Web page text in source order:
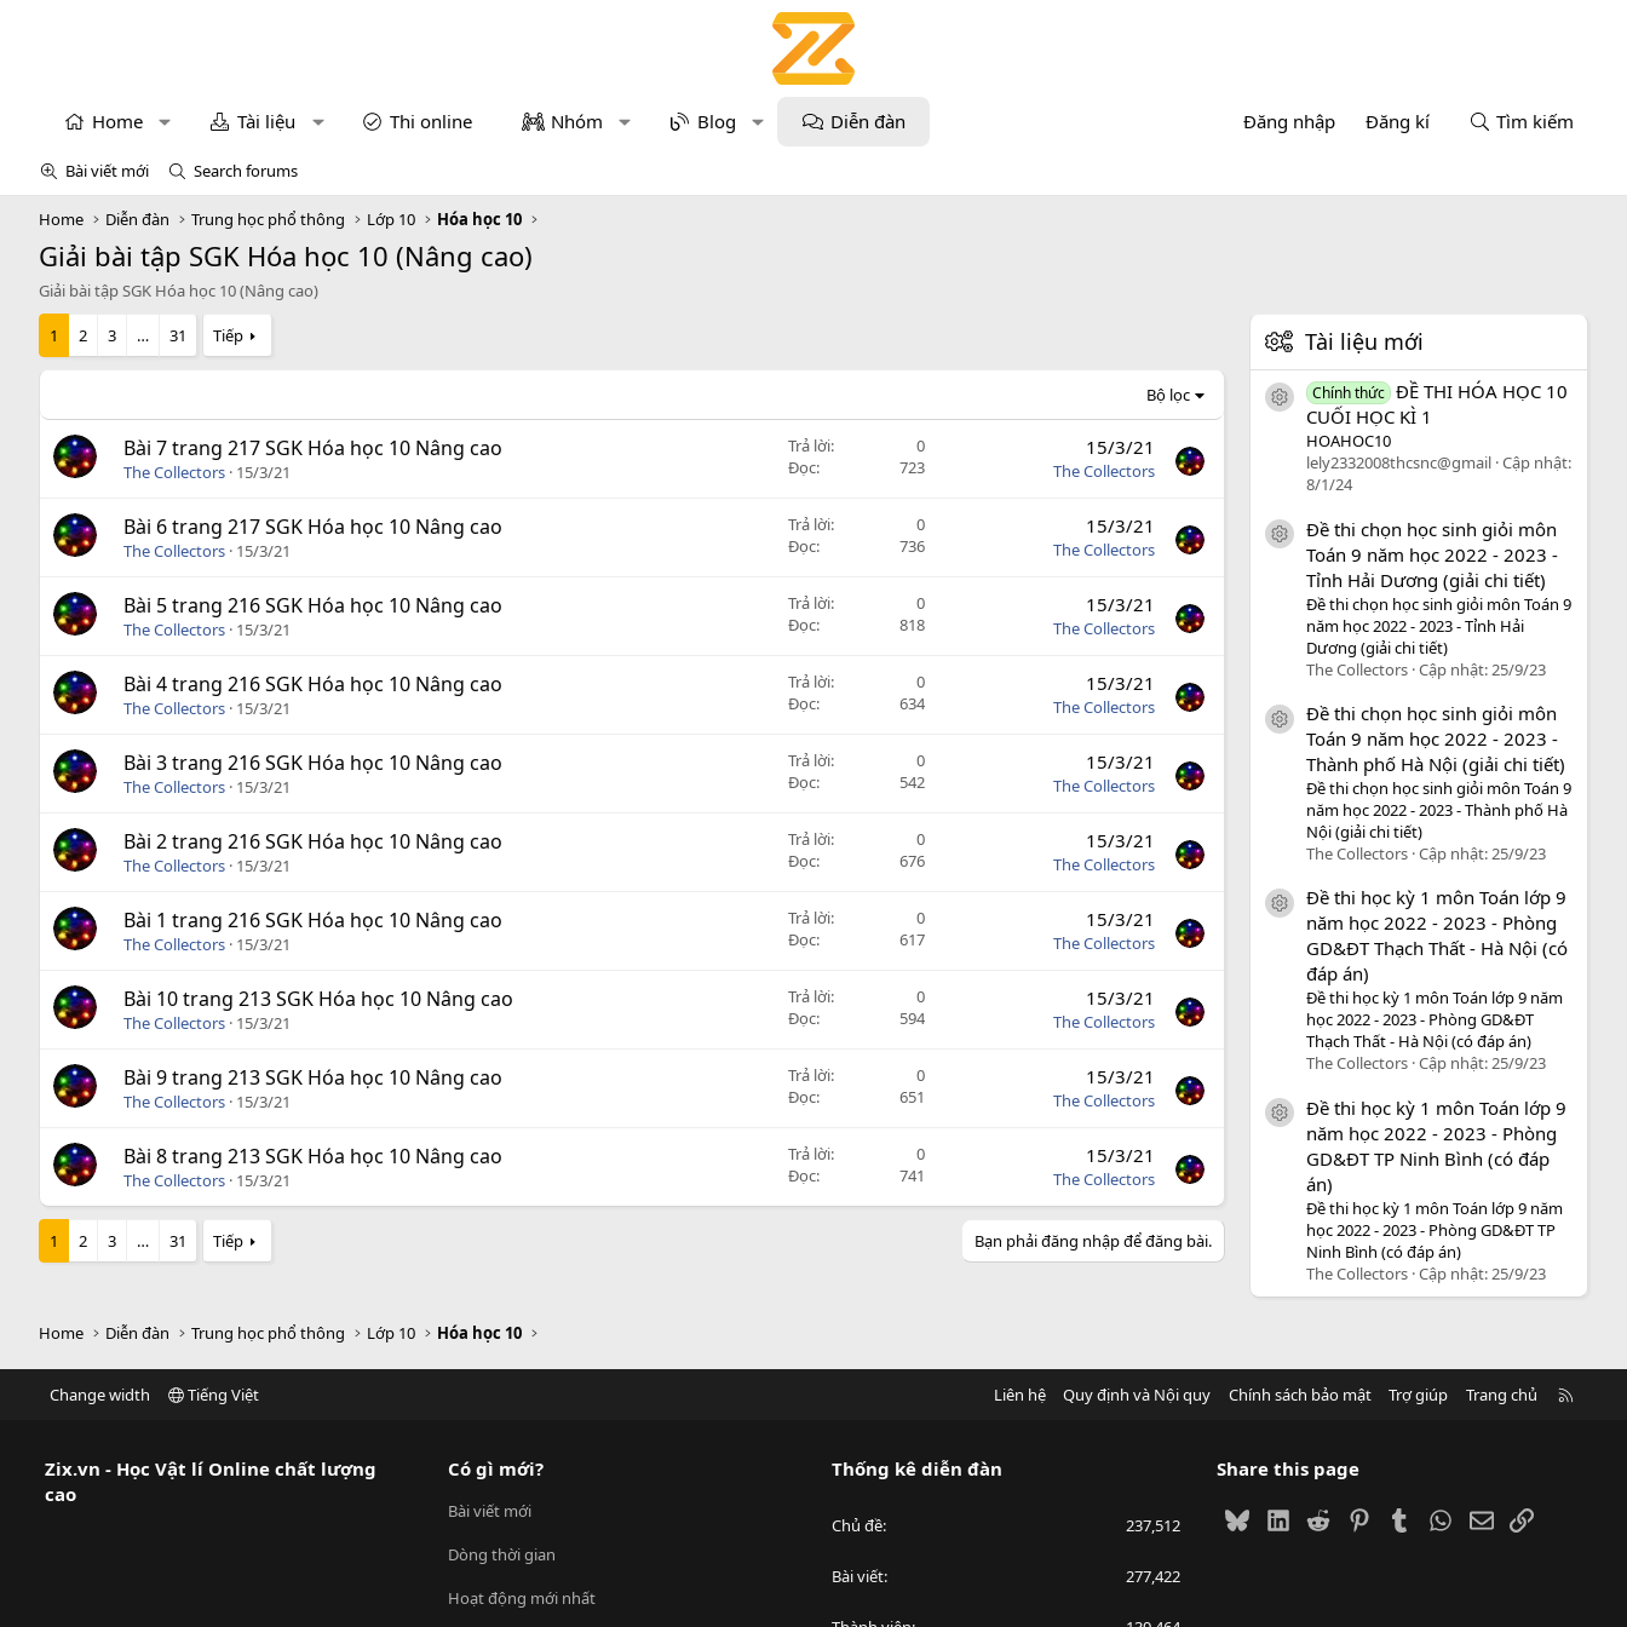
Home Tài liệu Thi online Nhóm Blog Diễn đàn Đăng nhập Đăng kí Tìm kiếm
Bài viết mới Search forums
Home Diễn đàn Trung học phổ thông Lớp 10 Hóa học 10
Giải bài tập SGK Hóa học 10 (Nâng cao)
Giải bài tập SGK Hóa học 10 (Nâng cao)
1 2 3 … 31 Tiếp
Bộ lọc
Bài 7 trang 217 SGK Hóa học 10 Nâng cao
The Collectors 15/3/21
Trả lời
0
Đọc
723
15/3/21
The Collectors
Bài 6 trang 217 SGK Hóa học 10 Nâng cao
The Collectors 15/3/21
Trả lời
0
Đọc
736
15/3/21
The Collectors
Bài 5 trang 216 SGK Hóa học 10 Nâng cao
The Collectors 15/3/21
Trả lời
0
Đọc
818
15/3/21
The Collectors
Bài 4 trang 216 SGK Hóa học 10 Nâng cao
The Collectors 15/3/21
Trả lời
0
Đọc
634
15/3/21
The Collectors
Bài 3 trang 216 SGK Hóa học 10 Nâng cao
The Collectors 15/3/21
Trả lời
0
Đọc
542
15/3/21
The Collectors
Bài 2 trang 216 SGK Hóa học 10 Nâng cao
The Collectors 15/3/21
Trả lời
0
Đọc
676
15/3/21
The Collectors
Bài 1 trang 216 SGK Hóa học 10 Nâng cao
The Collectors 15/3/21
Trả lời
0
Đọc
617
15/3/21
The Collectors
Bài 10 trang 213 SGK Hóa học 10 Nâng cao
The Collectors 15/3/21
Trả lời
0
Đọc
594
15/3/21
The Collectors
Bài 9 trang 213 SGK Hóa học 10 Nâng cao
The Collectors 15/3/21
Trả lời
0
Đọc
651
15/3/21
The Collectors
Bài 8 trang 213 SGK Hóa học 10 Nâng cao
The Collectors 15/3/21
Trả lời
0
Đọc
741
15/3/21
The Collectors
1 2 3 … 31 Tiếp Bạn phải đăng nhập để đăng bài.
Tài liệu mới
icon tài liệu
Chính thức ĐỀ THI HÓA HỌC 10
CUỐI HỌC KÌ 1
HOAHOC10
lely2332008thcsnc@gmail Cập nhật:
8/1/24
icon tài liệu
Đề thi chọn học sinh giỏi môn
Toán 9 năm học 2022 - 2023 -
Tỉnh Hải Dương (giải chi tiết)
Đề thi chọn học sinh giỏi môn Toán 9
năm học 2022 - 2023 - Tỉnh Hải
Dương (giải chi tiết)
The Collectors Cập nhật:25/9/23
icon tài liệu
Đề thi chọn học sinh giỏi môn
Toán 9 năm học 2022 - 2023 -
Thành phố Hà Nội (giải chi tiết)
Đề thi chọn học sinh giỏi môn Toán 9
năm học 2022 - 2023 - Thành phố Hà
Nội (giải chi tiết)
The Collectors Cập nhật:25/9/23
icon tài liệu
Đề thi học kỳ 1 môn Toán lớp 9
năm học 2022 - 2023 - Phòng
GD&ĐT Thạch Thất - Hà Nội (có
đáp án)
Đề thi học kỳ 1 môn Toán lớp 9 năm
học 2022 - 2023 - Phòng GD&ĐT
Thạch Thất - Hà Nội (có đáp án)
The Collectors Cập nhật:25/9/23
icon tài liệu
Đề thi học kỳ 1 môn Toán lớp 9
năm học 2022 - 2023 - Phòng
GD&ĐT TP Ninh Bình (có đáp
án)
Đề thi học kỳ 1 môn Toán lớp 9 năm
học 2022 - 2023 - Phòng GD&ĐT TP
Ninh Bình (có đáp án)
The Collectors Cập nhật: 25/9/23
Home Diễn đàn Trung học phổ thông Lớp 10 Hóa học 10
Change width Tiếng Việt Liên hệ Quy định và Nội quy Chính sách bảo mật Trợ giúp Trang chủ
Zix.vn - Học Vật lí Online chất lượng
cao
Có gì mới?
Bài viết mới
Dòng thời gian
Hoạt động mới nhất
Thống kê diễn đàn
Chủ đề 237,512
Bài viết 277,422
Share this page
BlueskyLinkedIn
Reddit PinterestTumblrWhatsApp
EmailLink